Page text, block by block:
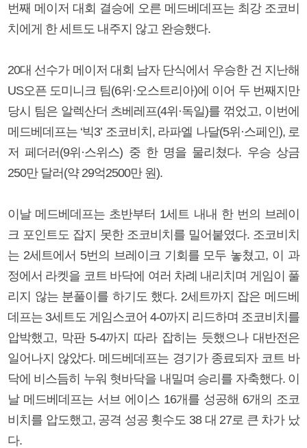
번째 메이저 대회 결승에 오른 메드베데프는 최강 조코비
치에게 한 세트도 내주지 않고 완승했다.
20대 선수가 메이저 대회 남자 단식에서 우승한 건 지난해
US오픈 도미니크 팀(6위·오스트리아)에 이어 두 번째지만
당시 팀은 알렉산더 츠베레프(4위·독일)를 꺾었고, 이번에
메드베데프는 ‘빅3’ 조코비치, 라파엘 나달(5위·스페인), 로
저 페더러(9위·스위스) 중 한 명을 물리쳤다. 우승 상금
250만 달러(약 29억2500만 원).
이날 메드베데프는 초반부터 1세트 내내 한 번의 브레이
크 포인트도 잡지 못한 조코비치를 밀어붙였다. 조코비치
는 2세트에서 5번의 브레이크 기회를 모두 놓쳤고, 이 과
정에서 라켓을 코트 바닥에 여러 차례 내리치며 게임이 풀
리지 않는 분풀이를 하기도 했다. 2세트까지 잡은 메드베
데프는 3세트도 게임스코어 4-0까지 리드하며 조코비치를
압박했고, 막판 5-4까지 따라 잡히는 듯했으나 대반전은
일어나지 않았다. 메드베데프는 경기가 종료되자 코트 바
닥에 비스듬히 누워 혓바닥을 내밀며 승리를 자축했다. 이
날 메드베데프는 서브 에이스 16개를 성공해 6개의 조코
비치를 압도했고, 공격 성공 횟수도 38 대 27로 큰 차가 났
다.